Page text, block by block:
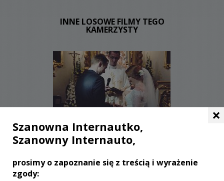
INNE LOSOWE FILMY TEGO
KAMERZYSTY
WYŚWIETLEŃ:2049
KOMENTARZY:0
×
Szanowna Internautko,
Szanowny Internauto,
prosimy o zapoznanie się z treścią i wyrażenie
zgody: